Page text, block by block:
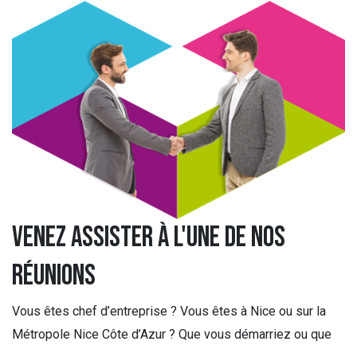
Venez assister à l'une de nos
réunions
Vous êtes chef d’entreprise ? Vous êtes à Nice ou sur la
Métropole Nice Côte d’Azur ? Que vous démarriez ou que